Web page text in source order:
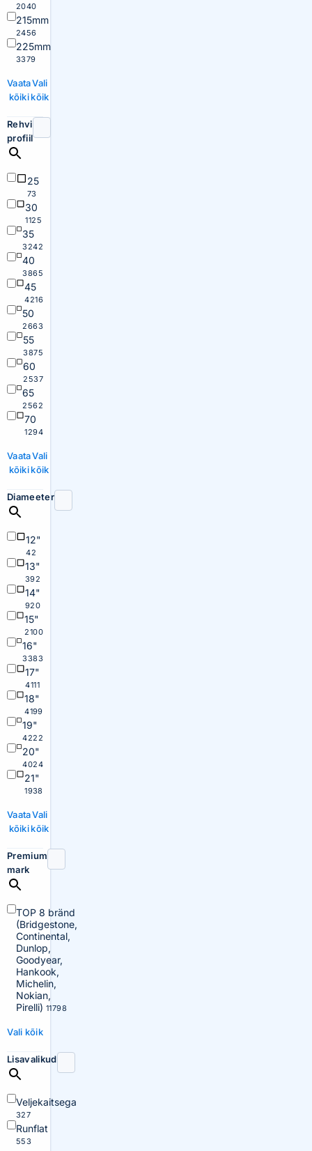
2040
215mm
2456
225mm
3379
Vaata
kõiki
Vali
kõik
Rehvi
profiil
25
73
30
1125
35
3242
40
3865
45
4216
50
2663
55
3875
60
2537
65
2562
70
1294
Vaata
kõiki
Vali
kõik
Diameeter
12"
42
13"
392
14"
920
15"
2100
16"
3383
17"
4111
18"
4199
19"
4222
20"
4024
21"
1938
Vaata
kõiki
Vali
kõik
Premium
mark
TOP 8 bränd
(Bridgestone,
Continental,
Dunlop,
Goodyear,
Hankook,
Michelin,
Nokian,
Pirelli) 11798
Vali kõik
Lisavalikud
Veljekaitsega
327
Runflat
553